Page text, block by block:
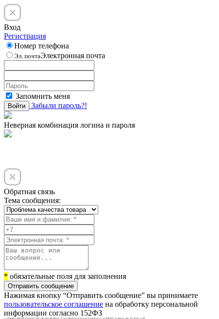
Вход
Регистрация
Номер телефона
Эл. почтаЭлектронная почта
Запомнить меня
Войти Забыли пароль?!
Неверная комбинация логина и пароля
Обратная связь
Тема сообщения:
* обязательные поля для заполнения
Отправить сообщение
Нажимая кнопку “Отправить сообщение” вы принимаете
пользовательское соглашение на обработку персональной
информации согласно 152ФЗ